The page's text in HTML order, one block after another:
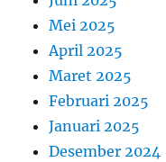
Mei 2025
April 2025
Maret 2025
Februari 2025
Januari 2025
Desember 2024